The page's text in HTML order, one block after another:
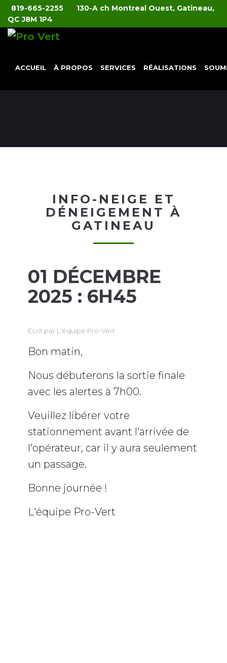
819-665-2255
130-A ch Montreal Ouest, Gatineau,
QC J8M 1P4
ACCUEIL À PROPOS SERVICES RÉALISATIONS
INFO-NEIGE ET
DÉNEIGEMENT À
GATINEAU
01 DÉCEMBRE
2025 : 6H45
Écrit par L'équipe Pro-Vert
Bon matin,
Nous débuterons la sortie finale
avec les alertes à 7h00.
Veuillez libérer votre
stationnement avant l'arrivée de
l'opérateur, car il y aura seulement
un passage.
Bonne journée !
L'équipe Pro-Vert